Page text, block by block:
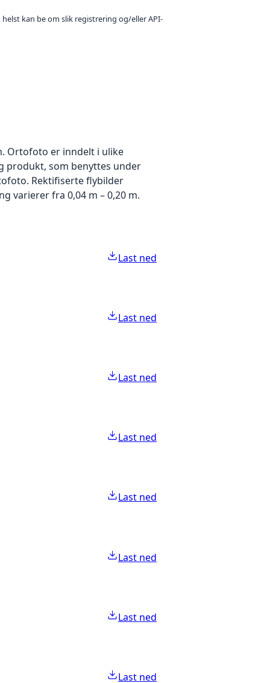
kan be om slik registrering og/eller API-
Ortofoto er inndelt i ulike
produkt, som benyttes under
Rektifiserte flybilder
varierer fra 0,04 m – 0,20 m.
Last ned
Last ned
Last ned
Last ned
Last ned
Last ned
Last ned
Last ned